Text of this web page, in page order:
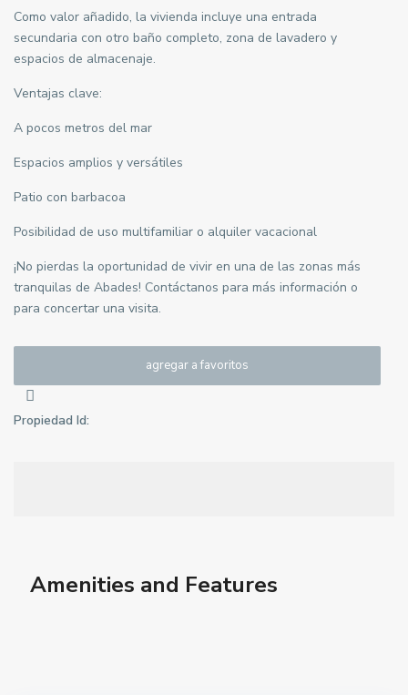
Como valor añadido, la vivienda incluye una entrada
secundaria con otro baño completo, zona de lavadero y
espacios de almacenaje.
Ventajas clave:
A pocos metros del mar
Espacios amplios y versátiles
Patio con barbacoa
Posibilidad de uso multifamiliar o alquiler vacacional
¡No pierdas la oportunidad de vivir en una de las zonas más
tranquilas de Abades! Contáctanos para más información o
para concertar una visita.
agregar a favoritos
Propiedad Id:
Amenities and Features